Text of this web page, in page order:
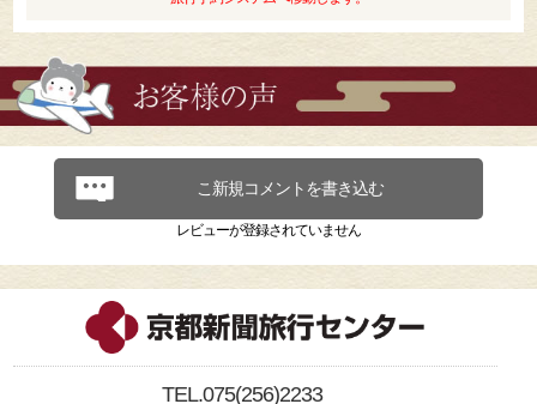
こ新規コメントを書き込む
レビューが登録されていません
TEL.075(256)2233